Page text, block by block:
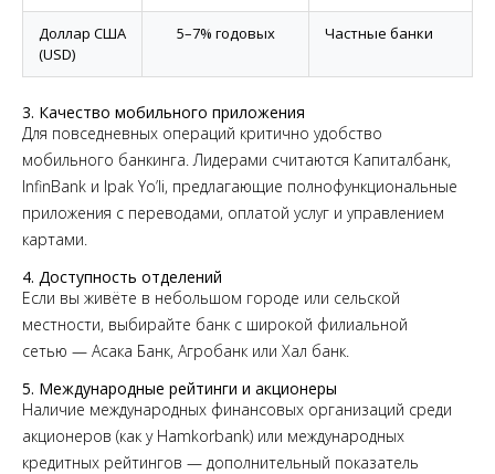
Доллар США
(USD)
5–7% годовых Частные банки
3. Качество мобильного приложения
Для повседневных операций критично удобство
мобильного банкинга. Лидерами считаются Капиталбанк,
InfinBank и Ipak Yo’li, предлагающие полнофункциональные
приложения с переводами, оплатой услуг и управлением
картами.
4. Доступность отделений
Если вы живёте в небольшом городе или сельской
местности, выбирайте банк с широкой филиальной
сетью — Асака Банк, Агробанк или Халқ банк.
5. Международные рейтинги и акционеры
Наличие международных финансовых организаций среди
акционеров (как у Hamkorbank) или международных
кредитных рейтингов — дополнительный показатель